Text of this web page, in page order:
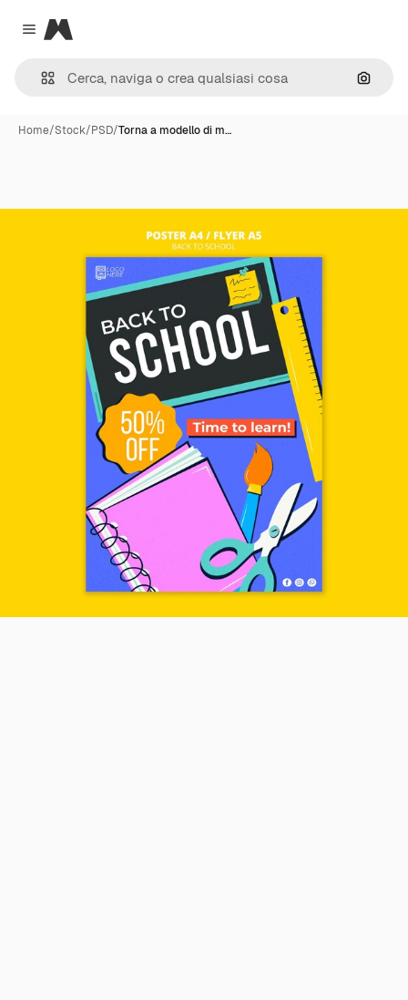
Close menu
Magnific
Cerca
Home/Stock/PSD/Torna a modello di m…